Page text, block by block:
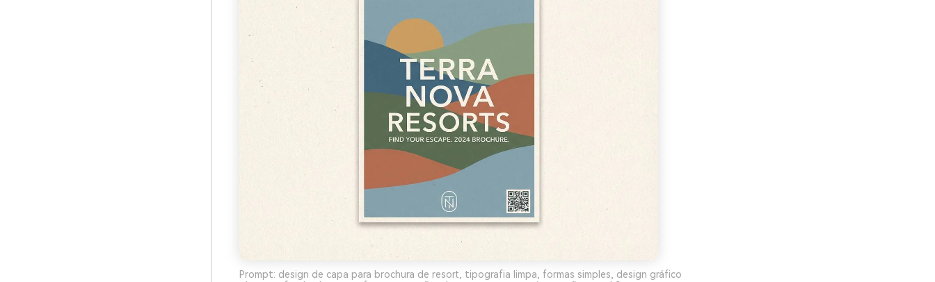
Prompt: design de capa para brochura de resort, tipografia limpa, formas simples, design gráfico